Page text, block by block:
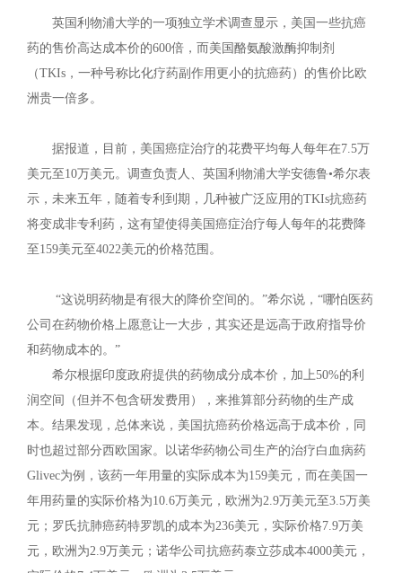
英国利物浦大学的一项独立学术调查显示，美国一些抗癌
药的售价高达成本价的600倍，而美国酪氨酸激酶抑制剂
（TKIs，一种号称比化疗药副作用更小的抗癌药）的售价比欧
洲贵一倍多。
据报道，目前，美国癌症治疗的花费平均每人每年在7.5万
美元至10万美元。调查负责人、英国利物浦大学安德鲁•希尔表
示，未来五年，随着专利到期，几种被广泛应用的TKIs抗癌药
将变成非专利药，这有望使得美国癌症治疗每人每年的花费降
至159美元至4022美元的价格范围。
“这说明药物是有很大的降价空间的。”希尔说，“哪怕医药
公司在药物价格上愿意让一大步，其实还是远高于政府指导价
和药物成本的。”
希尔根据印度政府提供的药物成分成本价，加上50%的利
润空间（但并不包含研发费用），来推算部分药物的生产成
本。结果发现，总体来说，美国抗癌药价格远高于成本价，同
时也超过部分西欧国家。以诺华药物公司生产的治疗白血病药
Glivec为例，该药一年用量的实际成本为159美元，而在美国一
年用药量的实际价格为10.6万美元，欧洲为2.9万美元至3.5万美
元；罗氏抗肺癌药特罗凯的成本为236美元，实际价格7.9万美
元，欧洲为2.9万美元；诺华公司抗癌药泰立莎成本4000美元，